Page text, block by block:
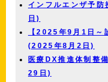
インフルエンザ予
日)
【2025年9月1日～
(2025年8月2日)
医療DX推進体制整
29日)